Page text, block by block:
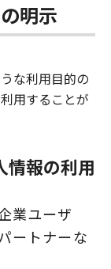
明示
な利用目的の
用することが
情報の利用
業ユーザ
ートナーな